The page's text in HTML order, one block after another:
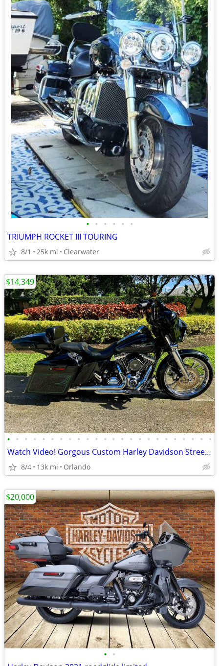
• • • • • •
TRIUMPH ROCKET III TOURING
8/1 25k mi Clearwater
• • • • • • • • • • • • • • • • • • • • • • • •
Watch Video! Gorgous Custom Harley Davidson Street Glide
8/4 13k mi Orlando
$14,349
• •
$20,000